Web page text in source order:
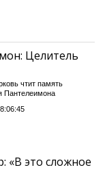
Целитель
чтит память
Пантелеимона
«В это сложное